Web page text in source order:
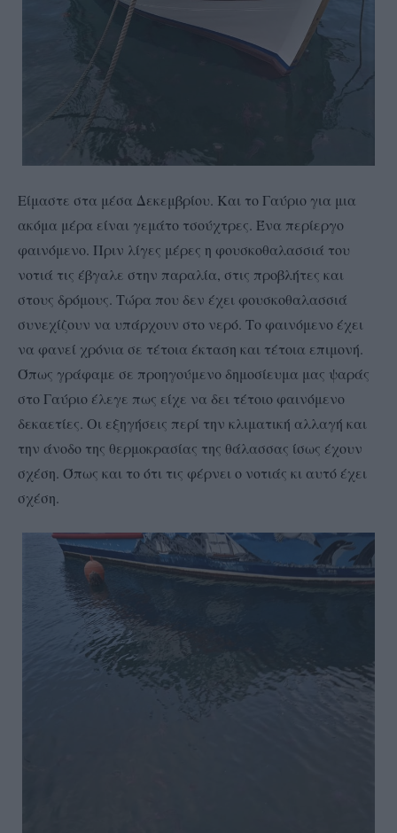
Είμαστε στα μέσα Δεκεμβρίου. Και το Γαύριο για μια
ακόμα μέρα είναι γεμάτο τσούχτρες. Ένα περίεργο
φαινόμενο. Πριν λίγες μέρες η φουσκοθαλασσιά του
νοτιά τις έβγαλε στην παραλία, στις προβλήτες και
στους δρόμους. Τώρα που δεν έχει φουσκοθαλασσιά
συνεχίζουν να υπάρχουν στο νερό. Το φαινόμενο έχει
να φανεί χρόνια σε τέτοια έκταση και τέτοια επιμονή.
Όπως γράφαμε σε προηγούμενο δημοσίευμα μας ψαράς
στο Γαύριο έλεγε πως είχε να δει τέτοιο φαινόμενο
δεκαετίες. Οι εξηγήσεις περί την κλιματική αλλαγή και
την άνοδο της θερμοκρασίας της θάλασσας ίσως έχουν
σχέση. Όπως και το ότι τις φέρνει ο νοτιάς κι αυτό έχει
σχέση.